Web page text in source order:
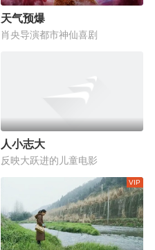
天气预爆
肖央导演都市神仙喜剧
人小志大
反映大跃进的儿童电影